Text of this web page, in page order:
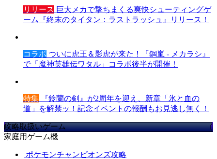
リリース 巨大メカで撃ちまくる爽快シューティングゲ
ーム『終末のタイタン：ラストラッシュ』リリース！
コラボ ついに虎王＆影虎が来た！『鋼嵐 - メカラシ』
で「魔神英雄伝ワタル」コラボ後半が開催！
特集 『鈴蘭の剣』が2周年を迎え、新章「氷と血の
道」を解禁ッ！記念イベントの報酬もお見逃し無く！
攻略取扱いゲーム
家庭用ゲーム機
ポケモンチャンピオンズ攻略